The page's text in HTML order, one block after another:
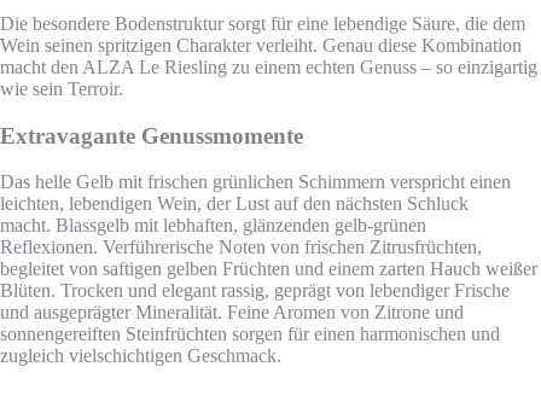
Die besondere Bodenstruktur sorgt für eine lebendige Säure, die dem
Wein seinen spritzigen Charakter verleiht. Genau diese Kombination
macht den ALZA Le Riesling zu einem echten Genuss – so einzigartig
wie sein Terroir.
Extravagante Genussmomente
Das helle Gelb mit frischen grünlichen Schimmern verspricht einen
leichten, lebendigen Wein, der Lust auf den nächsten Schluck
macht. Blassgelb mit lebhaften, glänzenden gelb-grünen
Reflexionen. Verführerische Noten von frischen Zitrusfrüchten,
begleitet von saftigen gelben Früchten und einem zarten Hauch weißer
Blüten. Trocken und elegant rassig, geprägt von lebendiger Frische
und ausgeprägter Mineralität. Feine Aromen von Zitrone und
sonnengereiften Steinfrüchten sorgen für einen harmonischen und
zugleich vielschichtigen Geschmack.